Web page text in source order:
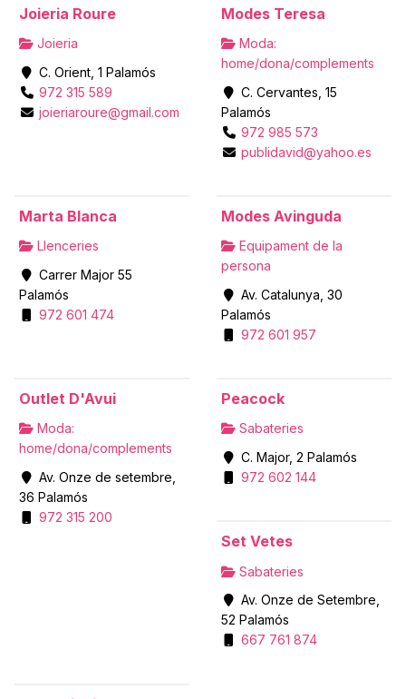
Joieria Roure
Joieria
C. Orient, 1 Palamós
972 315 589
joieriaroure@gmail.com
Modes Teresa
Moda:
home/dona/complements
C. Cervantes, 15
Palamós
972 985 573
publidavid@yahoo.es
Marta Blanca
Llenceries
Carrer Major 55
Palamós
972 601 474
Modes Avinguda
Equipament de la
persona
Av. Catalunya, 30
Palamós
972 601 957
Outlet D'Avui
Moda:
home/dona/complements
Av. Onze de setembre,
36 Palamós
972 315 200
Peacock
Sabateries
C. Major, 2 Palamós
972 602 144
Set Vetes
Sabateries
Av. Onze de Setembre,
52 Palamós
667 761 874